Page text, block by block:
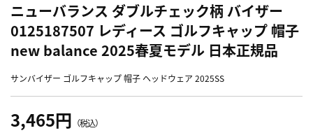
ニューバランス ダブルチェック柄 バイザー
0125187507 レディース ゴルフキャップ 帽子
new balance 2025春夏モデル 日本正規品
サンバイザー ゴルフキャップ 帽子 ヘッドウェア 2025SS
3,465円 （税込）